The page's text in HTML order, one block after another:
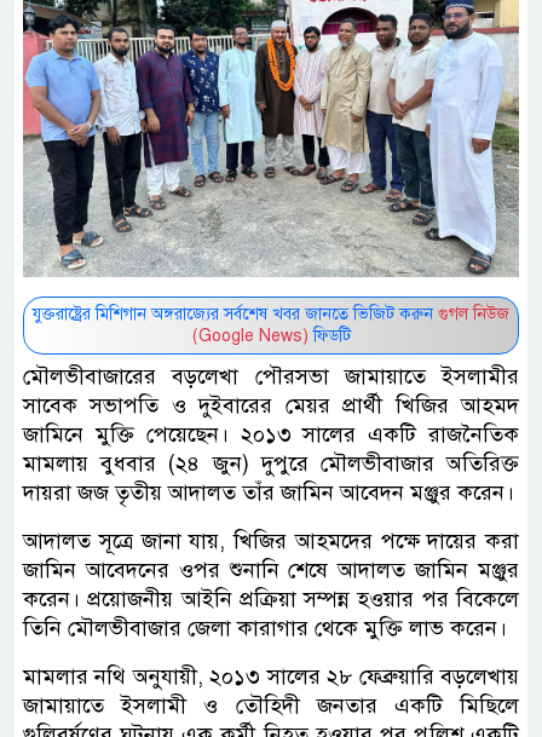
যুক্তরাষ্ট্রের মিশিগান অঙ্গরাজ্যের সর্বশেষ খবর জানতে ভিজিট করুন গুগল নিউজ
(Google News) ফিডটি
মৌলভীবাজারের বড়লেখা পৌরসভা জামায়াতে ইসলামীর
সাবেক সভাপতি ও দুইবারের মেয়র প্রার্থী খিজির আহমদ
জামিনে মুক্তি পেয়েছেন। ২০১৩ সালের একটি রাজনৈতিক
মামলায় বুধবার (২৪ জুন) দুপুরে মৌলভীবাজার অতিরিক্ত
দায়রা জজ তৃতীয় আদালত তাঁর জামিন আবেদন মঞ্জুর করেন।
আদালত সূত্রে জানা যায়, খিজির আহমদের পক্ষে দায়ের করা
জামিন আবেদনের ওপর শুনানি শেষে আদালত জামিন মঞ্জুর
করেন। প্রয়োজনীয় আইনি প্রক্রিয়া সম্পন্ন হওয়ার পর বিকেলে
তিনি মৌলভীবাজার জেলা কারাগার থেকে মুক্তি লাভ করেন।
মামলার নথি অনুযায়ী, ২০১৩ সালের ২৮ ফেব্রুয়ারি বড়লেখায়
জামায়াতে ইসলামী ও তৌহিদী জনতার একটি মিছিলে